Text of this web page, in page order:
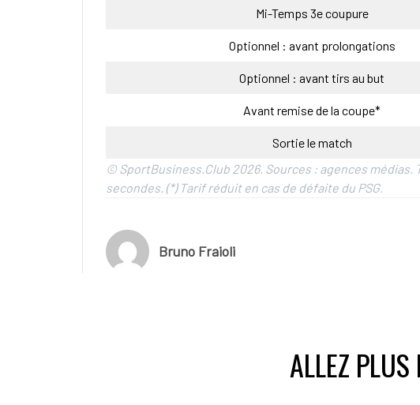
Mi-Temps 3e coupure
Optionnel : avant prolongations
Optionnel : avant tirs au but
Avant remise de la coupe*
Sortie le match
© SportBusiness.Club 2026. Sources : agences
secondes. (*) Tarif réduit en cas de défaite du PSG.
Bruno Fraioli
ALLEZ